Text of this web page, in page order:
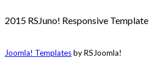
2015 RSJuno! Responsive Template
Joomla! Templatesby RSJoomla!